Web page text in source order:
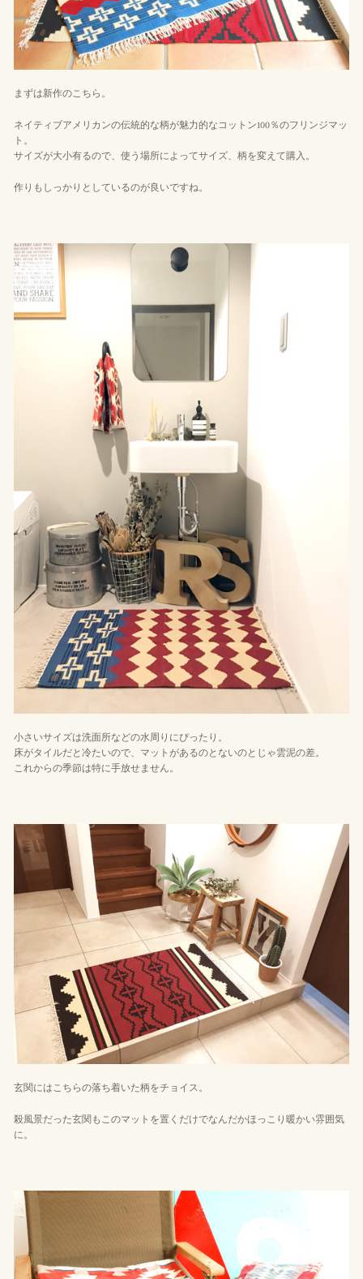
まずは新作のこちら。
ネイティブアメリカンの伝統的な柄が魅力的なコットン100％のフリンジマッ
ト。
サイズが大小有るので、使う場所によってサイズ、柄を変えて購入。
作りもしっかりとしているのが良いですね。
小さいサイズは洗面所などの水周りにぴったり。
床がタイルだと冷たいので、マットがあるのとないのとじゃ雲泥の差。
これからの季節は特に手放せません。
玄関にはこちらの落ち着いた柄をチョイス。
殺風景だった玄関もこのマットを置くだけでなんだかほっこり暖かい雰囲気
に。